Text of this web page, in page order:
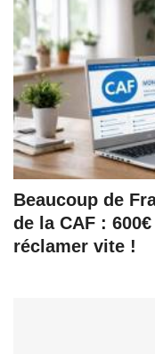
Beaucoup de
de la CAF :
réclamer vite !